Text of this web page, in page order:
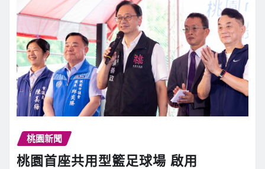
桃園新聞
桃園首座共用型籃足球場 啟用